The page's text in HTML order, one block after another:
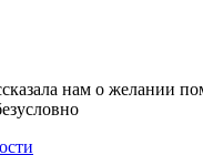
нам о желании